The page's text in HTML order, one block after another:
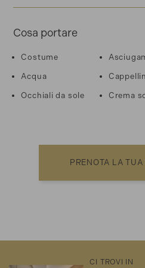
Cosa portare
Costume
Acqua
Occhiali da sole Crema
PRENOTA LA TUA
CI TROVI IN